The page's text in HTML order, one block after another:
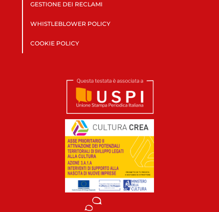
GESTIONE DEI RECLAMI
WHISTLEBLOWER POLICY
COOKIE POLICY